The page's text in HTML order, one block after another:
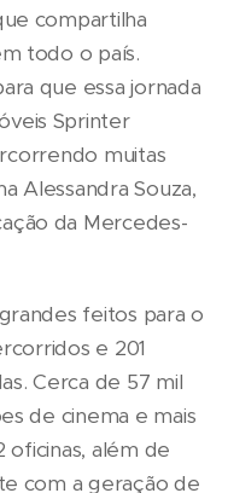
compartilha
todo o país.
que essa jornada
Sprinter
muitas
Alessandra Souza,
da Mercedes-
feitos para o
e 201
Cerca de 57 mil
de cinema e mais
oficinas, além de
com a geração de